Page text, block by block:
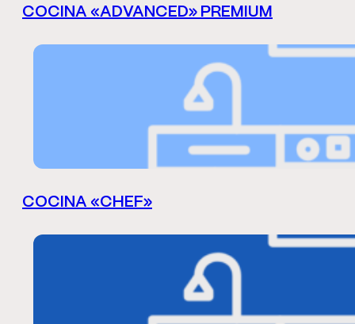
COCINA «ADVANCED» PREMIUM
COCINA «CHEF»